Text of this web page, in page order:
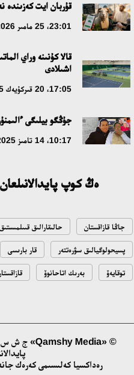
18:59، 20 شىلدە 2026
مە؟
18:16، 20 شىلدە 2026
دامۋ باعىتى
مەملەكەت باسشىسى كوبەيتۇز
التىن وردا تاريحىن وقىتۋدىڭ
10:28، 15 شىلدە 2026
جينالدى: رايىمبەك اۋدانىنداعى
قۇربان ايت
23:01، 25 مامىر 2026
قالا كۇنىنە وراي
اشىلادى
17:05، 20 قىركۇيەك 2025
جۇڭگو بيلىگى
10:17، 14 تامىز 2025
ەڭ كوپ پايدالانىلعان
جاڭا قازاقستان حالىقارالىق
پسيحولوگيالىق سۋرەتتەر قار بارىسى
توقايەۆ بەرىك اتاحانوۆ
رەداكسيا كەلىسىمى كەرەك